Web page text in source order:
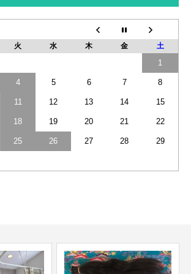
火 水 木 金 土
1
4 5 6 7 8
11 12 13 14 15
18 19 20 21 22
25 26 27 28 29